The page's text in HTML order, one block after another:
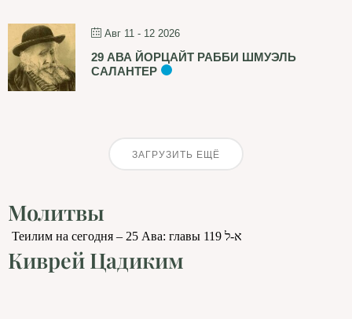
Авг 11 - 12 2026
29 АВА ЙОРЦАЙТ РАББИ ШМУЭЛЬ
САЛАНТЕР
ЗАГРУЗИТЬ ЕЩЁ
Молитвы
Теилим на сегодня – 25 Ава: главы 119 א-ל
Киврей Цадиким